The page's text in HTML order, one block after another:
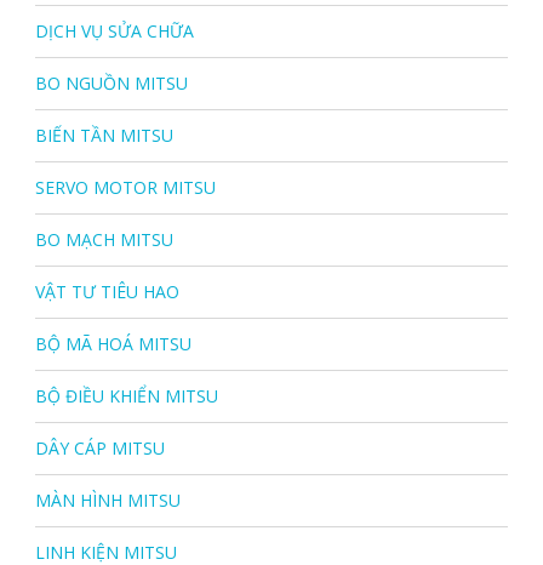
DỊCH VỤ SỬA CHỮA
BO NGUỒN MITSU
BIẾN TẦN MITSU
SERVO MOTOR MITSU
BO MẠCH MITSU
VẬT TƯ TIÊU HAO
BỘ MÃ HOÁ MITSU
BỘ ĐIỀU KHIỂN MITSU
DÂY CÁP MITSU
MÀN HÌNH MITSU
LINH KIỆN MITSU